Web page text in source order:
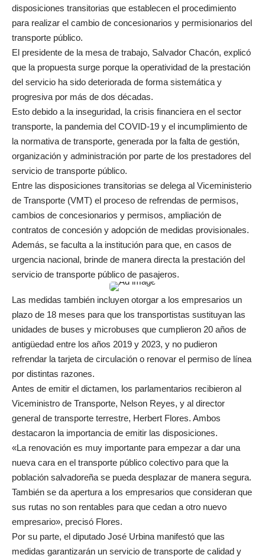
disposiciones transitorias que establecen el procedimiento
para realizar el cambio de concesionarios y permisionarios del
transporte público.
El presidente de la mesa de trabajo, Salvador Chacón, explicó
que la propuesta surge porque la operatividad de la prestación
del servicio ha sido deteriorada de forma sistemática y
progresiva por más de dos décadas.
Esto debido a la inseguridad, la crisis financiera en el sector
transporte, la pandemia del COVID-19 y el incumplimiento de
la normativa de transporte, generada por la falta de gestión,
organización y administración por parte de los prestadores del
servicio de transporte público.
Entre las disposiciones transitorias se delega al Viceministerio
de Transporte (VMT) el proceso de refrendas de permisos,
cambios de concesionarios y permisos, ampliación de
contratos de concesión y adopción de medidas provisionales.
Además, se faculta a la institución para que, en casos de
urgencia nacional, brinde de manera directa la prestación del
servicio de transporte público de pasajeros.
Las medidas también incluyen otorgar a los empresarios un
plazo de 18 meses para que los transportistas sustituyan las
unidades de buses y microbuses que cumplieron 20 años de
antigüedad entre los años 2019 y 2023, y no pudieron
refrendar la tarjeta de circulación o renovar el permiso de línea
por distintas razones.
Antes de emitir el dictamen, los parlamentarios recibieron al
Viceministro de Transporte, Nelson Reyes, y al director
general de transporte terrestre, Herbert Flores. Ambos
destacaron la importancia de emitir las disposiciones.
«La renovación es muy importante para empezar a dar una
nueva cara en el transporte público colectivo para que la
población salvadoreña se pueda desplazar de manera segura.
También se da apertura a los empresarios que consideran que
sus rutas no son rentables para que cedan a otro nuevo
empresario», precisó Flores.
Por su parte, el diputado José Urbina manifestó que las
medidas garantizarán un servicio de transporte de calidad y